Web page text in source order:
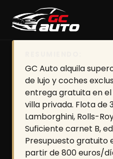
GC Auto alquila
de lujo y coches
entrega gratuita en
villa privada. Flota de
Lamborghini, Rolls-
Suficiente carnet B,
Presupuesto gratuito
partir de 800 euros/